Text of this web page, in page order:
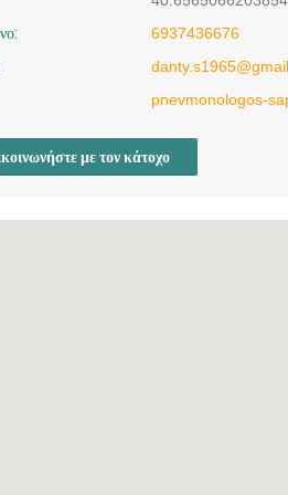
6937436676
pnevmonologos-
με τον κάτοχο